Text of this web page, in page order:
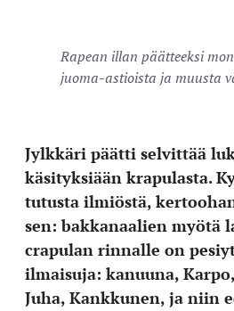
Rapean illan päätteeksi
juoma-astioista ja muusta
Jylkkäri päätti selvittää
käsityksiään krapulasta.
tutusta ilmiöstä,
sen: bakkanaalien myötä
crapulan rinnalle on
ilmaisuja: kanuuna,
Juha, Kankkunen, ja niin